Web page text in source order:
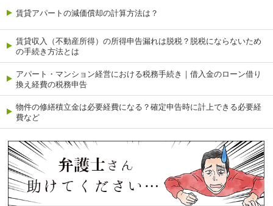
賃貸アパートの減価償却の計算方法は？
賃貸収入（不動産所得）の所得申告漏れは脱税？脱税にならないため
の手続き方法とは
アパート・マンション経営における税務手続き｜借入金のローン借り
換え経費の税務申告
物件の修繕積立金は必要経費になる？確定申告時に計上できる必要経
費など